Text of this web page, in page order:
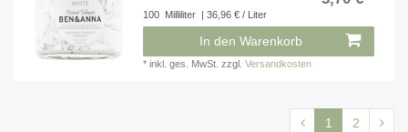
100 Milliliter | 36,96 € / Liter
In den Warenkorb
*inkl. ges. MwSt. zzgl.Versandkosten
1 2